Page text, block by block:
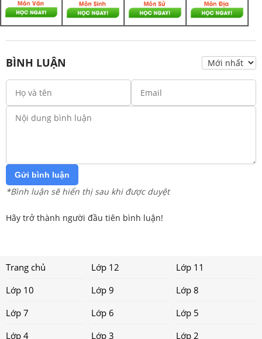
BÌNH LUẬN
Gửi bình luận
*Bình luận sẽ hiển thị sau khi được duyệt
Hãy trở thành người đầu tiên bình luận!
Trang chủ Lớp 12
Lớp 11
Lớp 10
Lớp 9
Lớp 8
Lớp 7
Lớp 6
Lớp 5
Lớp 4
Lớp 3 Lớp 2